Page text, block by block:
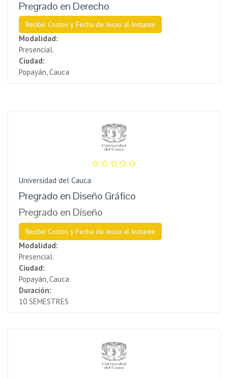
Pregrado en Derecho
Recibir Costos y Fecha de Inicio al Instante
Modalidad:
Presencial.
Ciudad:
Popayán, Cauca
Universidad del Cauca
Pregrado en Diseño Gráfico
Pregrado en Diseño
Recibir Costos y Fecha de Inicio al Instante
Modalidad:
Presencial.
Ciudad:
Popayán, Cauca
Duración:
10 SEMESTRES